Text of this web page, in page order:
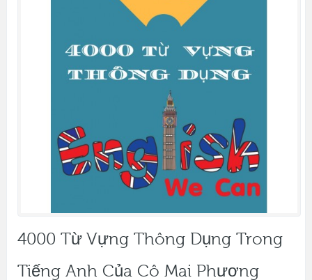
4000 Từ Vựng Thông Dụng Trong
Tiếng Anh Của Cô Mai Phương